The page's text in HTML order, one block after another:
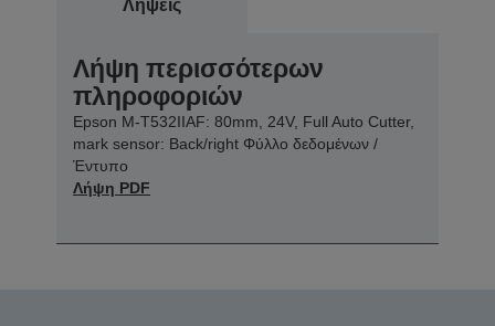
Λήψεις
Λήψη περισσότερων
πληροφοριών
Epson M-T532IIAF: 80mm, 24V, Full Auto Cutter,
mark sensor: Back/right Φύλλο δεδομένων /
Έντυπο
Λήψη PDF